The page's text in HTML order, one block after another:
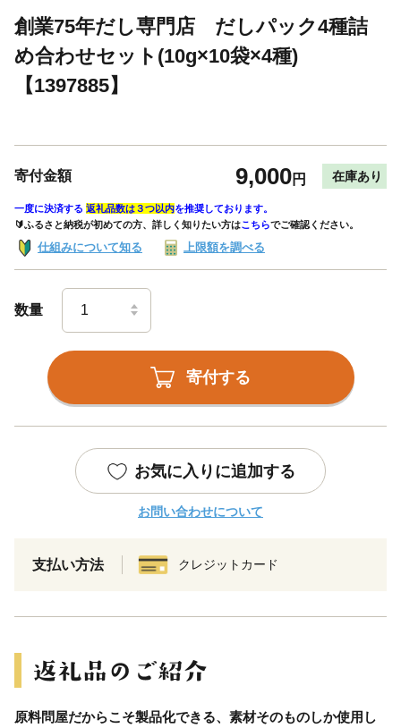
創業75年だし専門店 だしパック4種詰
め合わせセット(10g×10袋×4種)
【1397885】
寄付金額 9,000円 在庫あり
一度に決済する 返礼品数は３つ以内を推奨しております。
🔰ふるさと納税が初めての方、詳しく知りたい方はこちらでご確認ください。
仕組みについて知る 上限額を調べる
数量
寄付する
お気に入りに追加する
お問い合わせについて
支払い方法 クレジットカード
原料問屋だからこそ製品化できる、素材そのものしか使用し